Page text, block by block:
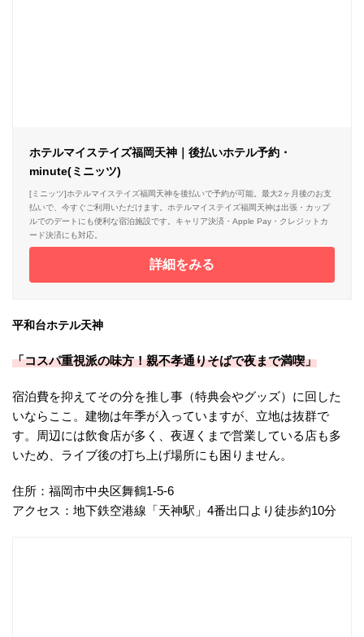
ホテルマイステイズ福岡天神｜後払いホテル予約・
minute(ミニッツ)
[ミニッツ]ホテルマイステイズ福岡天神を後払いで予約が可能。最大2ヶ月後のお支
払いで、今すぐご利用いただけます。ホテルマイステイズ福岡天神は出張・カップ
ルでのデートにも便利な宿泊施設です。キャリア決済・Apple Pay・クレジットカ
ード決済にも対応。
詳細をみる
平和台ホテル天神
「コスパ重視派の味方！親不孝通りそばで夜まで満喫」
宿泊費を抑えてその分を推し事（特典会やグッズ）に回した
いならここ。建物は年季が入っていますが、立地は抜群で
す。周辺には飲食店が多く、夜遅くまで営業している店も多
いため、ライブ後の打ち上げ場所にも困りません。
住所：福岡市中央区舞鶴1-5-6
アクセス：地下鉄空港線「天神駅」4番出口より徒歩約10分